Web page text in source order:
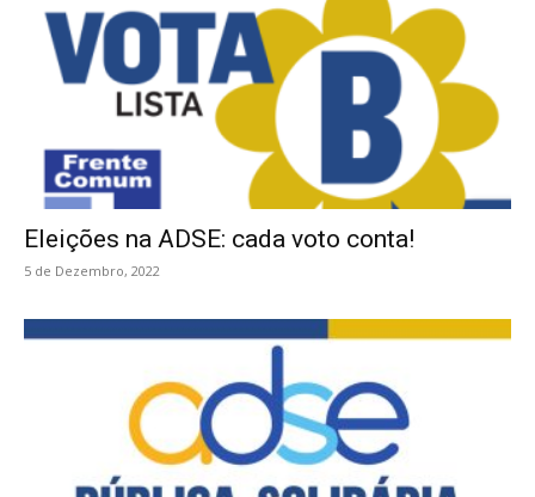
Eleições na ADSE: cada voto conta!
5 de Dezembro, 2022